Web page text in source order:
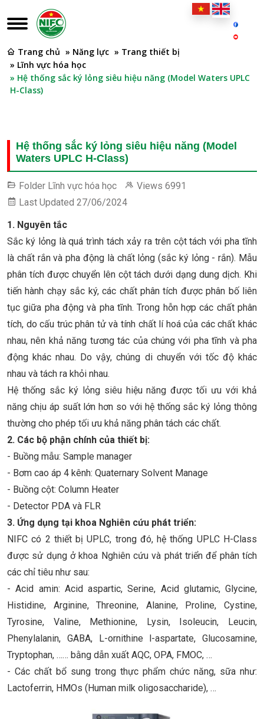
Trang chủ » Năng lực » Trang thiết bị
» Lĩnh vực hóa học
» Hệ thống sắc ký lỏng siêu hiệu năng (Model Waters UPLC
H-Class)
Hệ thống sắc ký lỏng siêu hiệu năng (Model
Waters UPLC H-Class)
Folder Lĩnh vực hóa học Views 6991
Last Updated 27/06/2024
1. Nguyên tắc
Sắc ký lỏng là quá trình tách xảy ra trên cột tách với pha tĩnh
là chất rắn và pha động là chất lỏng (sắc ký lỏng - rắn). Mẫu
phân tích được chuyển lên cột tách dưới dạng dung dịch. Khi
tiến hành chạy sắc ký, các chất phân tích được phân bố liên
tục giữa pha động và pha tĩnh. Trong hỗn hợp các chất phân
tích, do cấu trúc phân tử và tính chất lí hoá của các chất khác
nhau, nên khả năng tương tác của chúng với pha tĩnh và pha
động khác nhau. Do vậy, chúng di chuyển với tốc độ khác
nhau và tách ra khỏi nhau.
Hệ thống sắc ký lỏng siêu hiệu năng được tối ưu với khả
năng chịu áp suất lớn hơn so với hệ thống sắc ký lỏng thông
thường cho phép tối ưu khả năng phân tách các chất.
2. Các bộ phận chính của thiết bị:
- Buồng mẫu: Sample manager
- Bơm cao áp 4 kênh: Quaternary Solvent Manage
- Buồng cột: Column Heater
- Detector PDA và FLR
3. Ứng dụng tại khoa Nghiên cứu phát triển:
NIFC có 2 thiết bị UPLC, trong đó, hệ thống UPLC H-Class
được sử dụng ở khoa Nghiên cứu và phát triển để phân tích
các chỉ tiêu như sau:
- Acid amin: Acid aspartic, Serine, Acid glutamic, Glycine,
Histidine, Arginine, Threonine, Alanine, Proline, Cystine,
Tyrosine, Valine, Methionine, Lysin, Isoleucin, Leucin,
Phenylalanin, GABA, L-ornithine l-aspartate, Glucosamine,
Tryptophan, …… bằng dẫn xuất AQC, OPA, FMOC, …
- Các chất bổ sung trong thực phẩm chức năng, sữa như:
Lactoferrin, HMOs (Human milk oligosaccharide), …